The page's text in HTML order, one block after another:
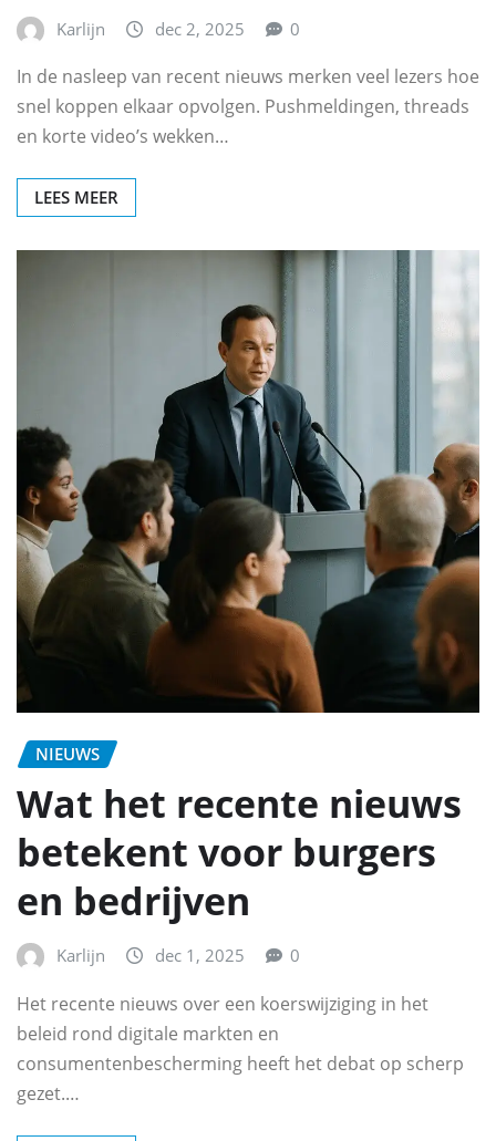
Karlijn dec 2, 2025 0
In de nasleep van recent nieuws merken veel lezers hoe
snel koppen elkaar opvolgen. Pushmeldingen, threads
en korte video’s wekken…
LEES MEER
NIEUWS
Wat het recente nieuws
betekent voor burgers
en bedrijven
Karlijn dec 1, 2025 0
Het recente nieuws over een koerswijziging in het
beleid rond digitale markten en
consumentenbescherming heeft het debat op scherp
gezet.…